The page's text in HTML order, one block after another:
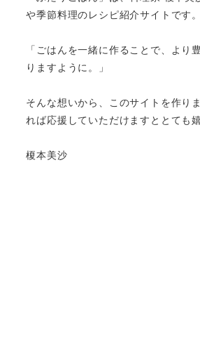
や季節料理のレシピ紹介サイトです。
「ごはんを一緒に作ることで、より
りますように。」
そんな想いから、このサイトを作り
れば応援していただけますととても
榎本美沙